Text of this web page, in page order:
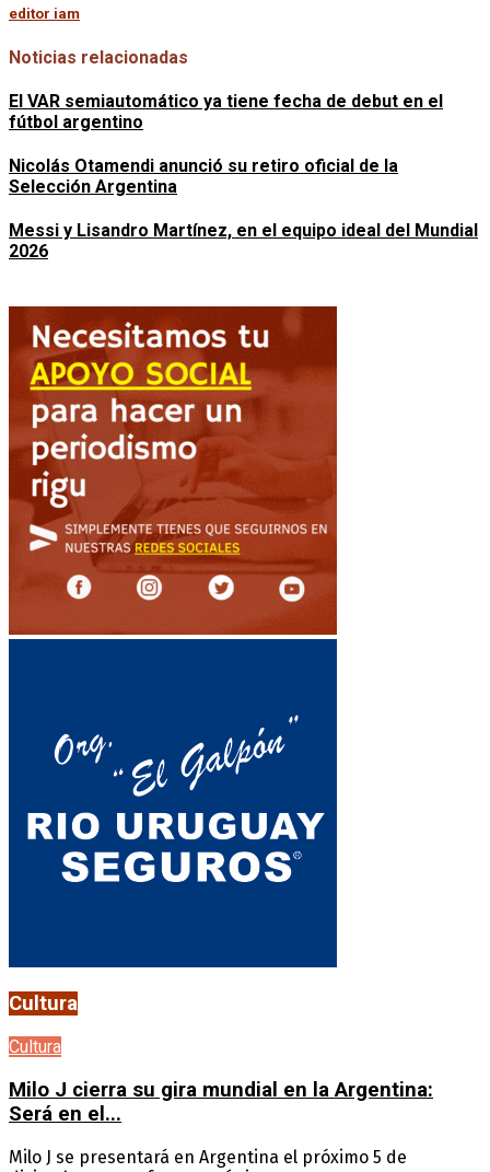
editor iam
Noticias relacionadas
El VAR semiautomático ya tiene fecha de debut en el
fútbol argentino
Nicolás Otamendi anunció su retiro oficial de la
Selección Argentina
Messi y Lisandro Martínez, en el equipo ideal del Mundial
2026
Cultura
Cultura
Milo J cierra su gira mundial en la Argentina:
Será en el...
Milo J se presentará en Argentina el próximo 5 de